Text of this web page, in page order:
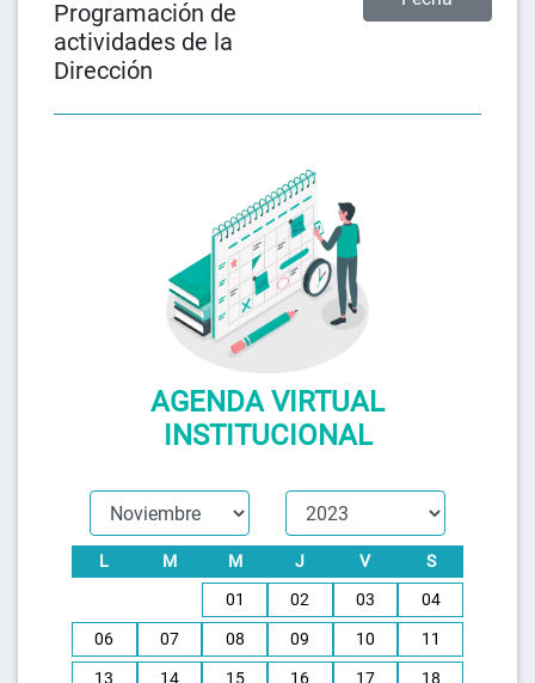
Programación de
actividades de la
Dirección
AGENDA VIRTUAL
INSTITUCIONAL
L M M J V
S
01
02 03
04
06
07 08 09 10
11
13
14 15 16 17
18